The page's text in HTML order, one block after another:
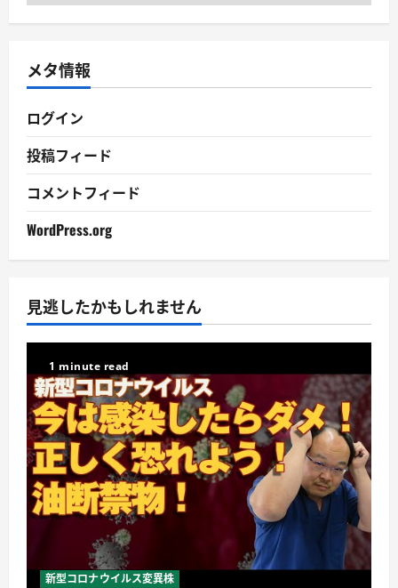
ー
ブ
メタ情報
ログイン
投稿フィード
コメントフィード
WordPress.org
見逃したかもしれません
1 minute read
新型コロナウイルス変異株